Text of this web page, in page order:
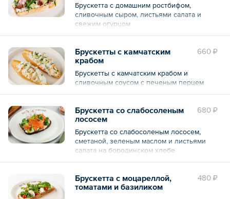
Брускетта с домашним ростбифом,
сливочным сыром, листьями салата и
свежим огурцом
660 ₽
Брускетты с камчатским
крабом
Брускетты с камчатским крабом и
сливочным соусом с печеным перцем
680 ₽
Брускетта со слабосоленым
лососем
Брускетта со слабосоленым лососем,
сметаной, зеленым маслом и листьями
салата на бородинском хлебе
480 ₽
Брускетта с моцареллой,
томатами и базиликом